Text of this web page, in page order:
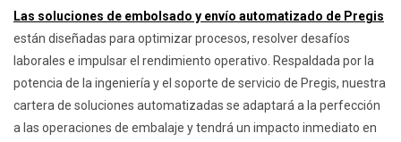
Las soluciones de embolsado y envío automatizado de Pregis
están diseñadas para optimizar procesos, resolver desafíos
laborales e impulsar el rendimiento operativo. Respaldada por la
potencia de la ingeniería y el soporte de servicio de Pregis, nuestra
cartera de soluciones automatizadas se adaptará a la perfección
a las operaciones de embalaje y tendrá un impacto inmediato en